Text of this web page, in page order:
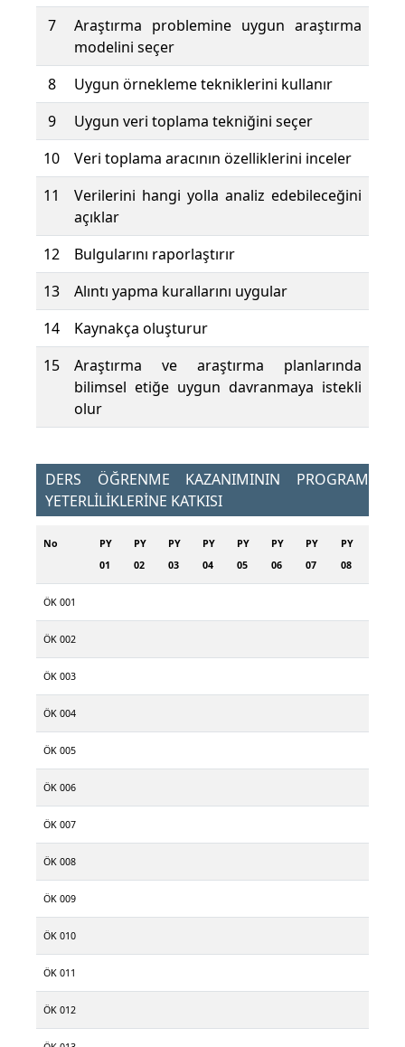
7
Araştırma problemine uygun araştırma
modelini seçer
8
Uygun örnekleme tekniklerini kullanır
9
Uygun veri toplama tekniğini seçer
10
Veri toplama aracının özelliklerini inceler
11
Verilerini hangi yolla analiz edebileceğini
açıklar
12
Bulgularını raporlaştırır
13
Alıntı yapma kurallarını uygular
14
Kaynakça oluşturur
15
Araştırma ve araştırma planlarında
bilimsel etiğe uygun davranmaya istekli
olur
DERS ÖĞRENME KAZANIMININ PROGRAM
YETERLİLİKLERİNE KATKISI
No
PY
01
PY
02
PY
03
PY
04
PY
05
PY
06
PY
07
PY
08
ÖK 001
ÖK 002
ÖK 003
ÖK 004
ÖK 005
ÖK 006
ÖK 007
ÖK 008
ÖK 009
ÖK 010
ÖK 011
ÖK 012